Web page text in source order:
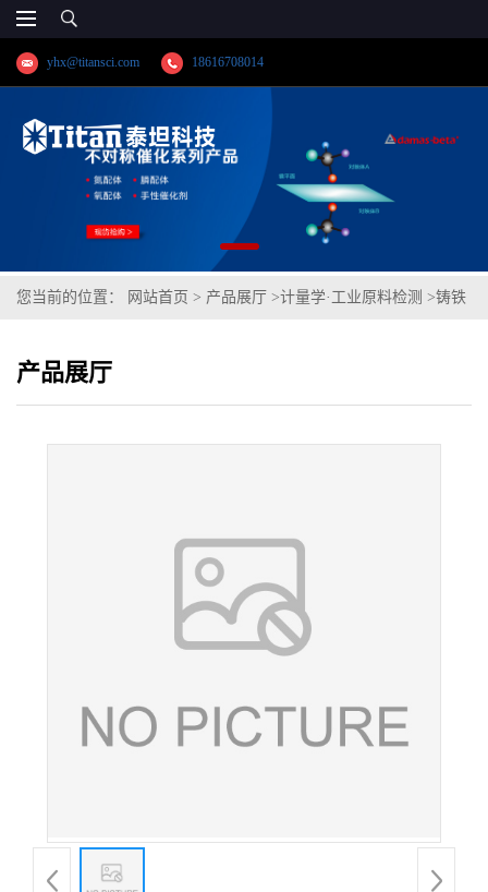
yhx@titansci.com 18616708014
您当前的位置： 网站首页 > 产品展厅 >计量学·工业原料检测 >铸铁
产品展厅